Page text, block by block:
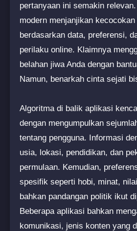
pertanyaan ini semakin
modern menjanjikan
berdasarkan data, preferensi,
perilaku online. Klaimnya
belahan jiwa Anda dengan
Namun, benarkah cinta sejati
Algoritma di balik aplikasi
dengan mengumpulkan
tentang pengguna. Informasi
usia, lokasi, pendidikan, dan
permulaan. Kemudian,
spesifik seperti hobi, minat,
bahkan pandangan politik ikut
Beberapa aplikasi bahkan
komunikasi, jenis konten yang